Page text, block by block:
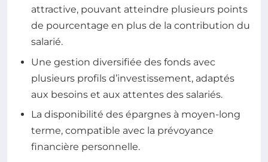
attractive, pouvant atteindre plusieurs points
de pourcentage en plus de la contribution du
salarié.
Une gestion diversifiée des fonds avec
plusieurs profils d’investissement, adaptés
aux besoins et aux attentes des salariés.
La disponibilité des épargnes à moyen-long
terme, compatible avec la prévoyance
financière personnelle.